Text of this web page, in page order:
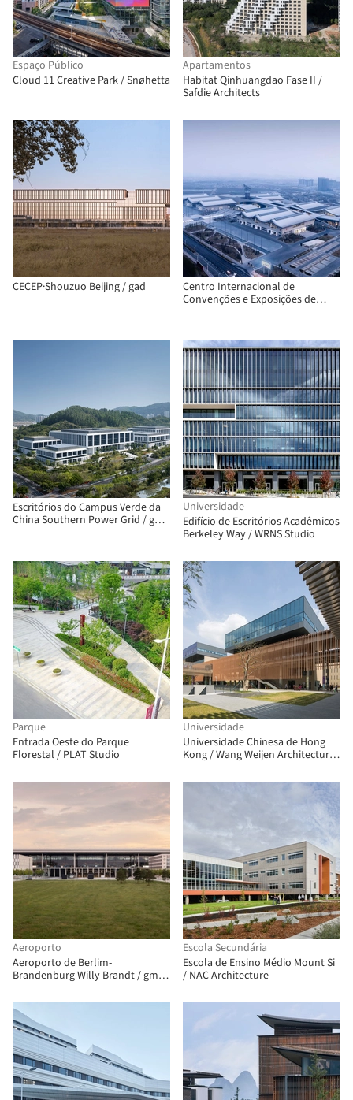
Espaço Público
Cloud 11 Creative Park / Snøhetta
Apartamentos
Habitat Qinhuangdao Fase II /
Safdie Architects
CECEP·Shouzuo Beijing / gad
Centro Internacional de
Convenções e Exposições de
Escritórios do Campus Verde da
China Southern Power Grid / gmp
Universidade
Edifício de Escritórios Acadêmicos
Berkeley Way / WRNS Studio
Parque
Entrada Oeste do Parque
Florestal / PLAT Studio
Universidade
Universidade Chinesa de Hong
Kong / Wang Weijen Architecture
Associates + Gravity Partnership
Aeroporto
Aeroporto de Berlim-
Brandenburg Willy Brandt / gmp
Escola Secundária
Escola de Ensino Médio Mount Si
/ NAC Architecture